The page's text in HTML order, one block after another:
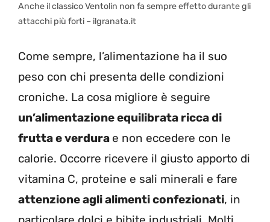
Anche il classico Ventolin non fa sempre effetto durante gli
attacchi più forti – ilgranata.it
Come sempre, l’alimentazione ha il suo
peso con chi presenta delle condizioni
croniche. La cosa migliore è seguire
un’alimentazione equilibrata ricca di
frutta e verdura e non eccedere con le
calorie. Occorre ricevere il giusto apporto di
vitamina C, proteine e sali minerali e fare
attenzione agli alimenti confezionati, in